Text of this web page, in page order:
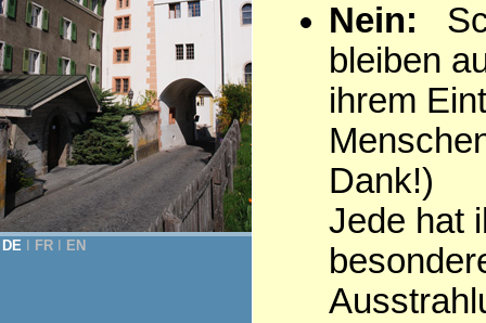
DE FR EN
Nein:
bleiben
ihrem
Dank!)
Jede hat